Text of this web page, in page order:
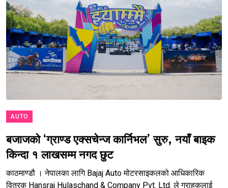
AUTO
बजाजको ‘ग्राण्ड एक्सचेन्ज कार्निभल’ सुरु, नयाँ बाइक
किन्दा १ लाखसम्म नगद छुट
काठमाण्डौ । नेपालका लागि Bajaj Auto मोटरसाइकलको आधिकारिक
वितरक Hansraj Hulaschand & Company Pvt. Ltd. ले ग्राहकलाई